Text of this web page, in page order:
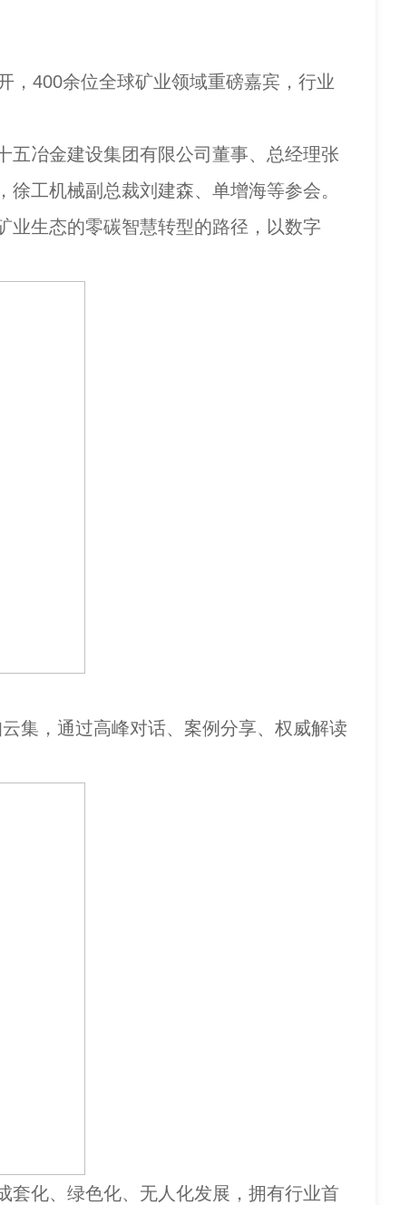
400余位全球矿业领域重磅嘉宾，行业
冶金建设集团有限公司董事、总经理张
工机械副总裁刘建森、单增海等参会。
生态的零碳智慧转型的路径，以数字
集，通过高峰对话、案例分享、权威解读
化、绿色化、无人化发展，拥有行业首